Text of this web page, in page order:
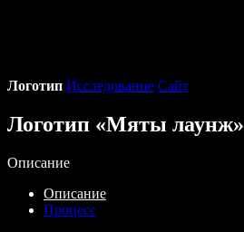
Логотип Исследование Сайт
Логотип «Мяты лаунж»
Описание
Описание
Процесс